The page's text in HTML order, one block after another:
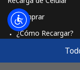
Comprar
¿Cómo Recargar?